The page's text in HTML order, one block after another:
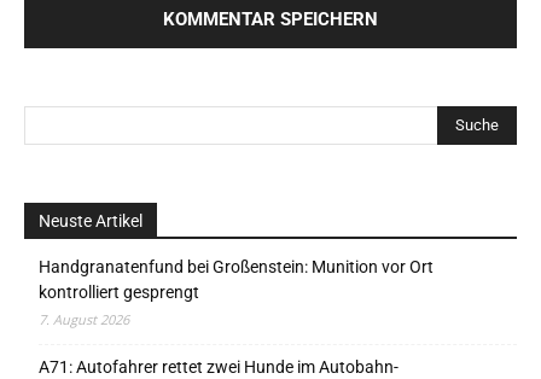
Neuste Artikel
Handgranatenfund bei Großenstein: Munition vor Ort
kontrolliert gesprengt
7. August 2026
A71: Autofahrer rettet zwei Hunde im Autobahn-